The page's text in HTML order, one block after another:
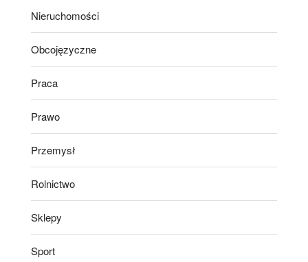
Nieruchomości
Obcojęzyczne
Praca
Prawo
Przemysł
Rolnictwo
Sklepy
Sport